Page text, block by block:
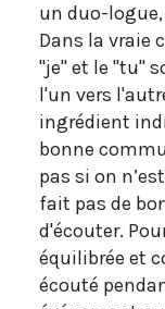
un duo-
Dans la vraie
"je" et le "tu"
l'un vers
ingrédient
bonne
pas si on
fait pas de
d'écouter.
équilibrée et
écouté